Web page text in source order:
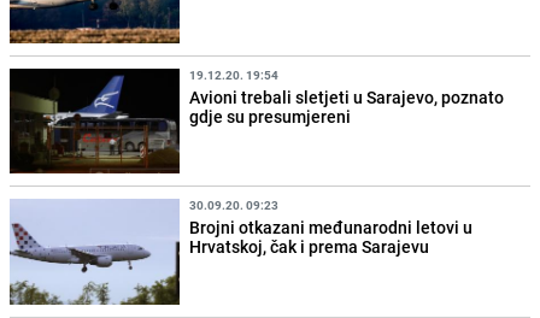
19.12.20. 19:54
Avioni trebali sletjeti u Sarajevo, poznato
gdje su presumjereni
30.09.20. 09:23
Brojni otkazani međunarodni letovi u
Hrvatskoj, čak i prema Sarajevu